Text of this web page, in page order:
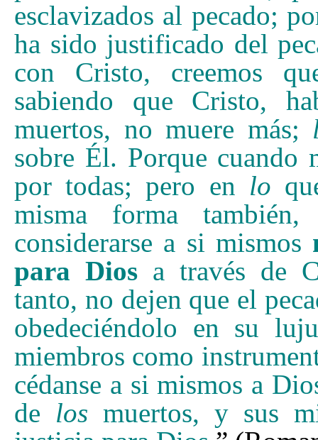
esclavizados al pecado;
ha sido justificado del
con Cristo, creemos
sabiendo que Cristo,
muertos, no muere más;
sobre Él. Porque cuando
por todas; pero en lo
misma forma también,
considerarse a si mismos
para Diosa través de
tanto, no dejen que el
obedeciéndolo en su
miembros como
cédanse a si mismos a
de los muertos, y sus